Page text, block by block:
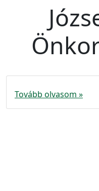
Tovább olvasom »